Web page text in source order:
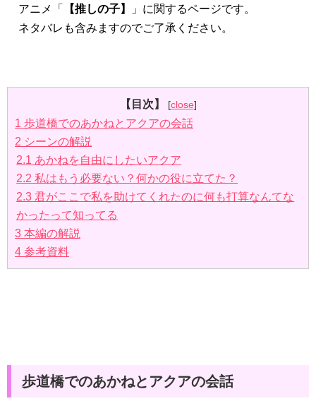
アニメ「 【推しの子】
」に関するページです。
ネタバレも含みますのでご了承ください。
【目次】 [close]
1 歩道橋でのあかねとアクアの会話
2 シーンの解説
2.1 あかねを自由にしたいアクア
2.2 私はもう必要ない？何かの役に立てた？
2.3 君がここで私を助けてくれたのに何も打算なんてな
かったって知ってる
3 本編の解説
4 参考資料
歩道橋でのあかねとアクアの会話